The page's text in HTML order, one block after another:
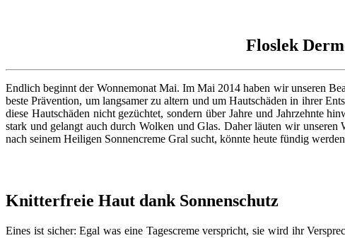
Floslek
Endlich beginnt der Wonnemonat Mai. Im Mai 2014 haben wir unseren
beste Prävention, um langsamer zu altern und um Hautschäden in ihrer
diese Hautschäden nicht gezüchtet, sondern über Jahre und Jahrzehnte
stark und gelangt auch durch Wolken und Glas. Daher läuten wir
nach seinem Heiligen Sonnencreme Gral sucht, könnte heute fündig
Knitterfreie Haut dank Sonnenschutz
Eines ist sicher: Egal was eine Tagescreme verspricht, sie wird ihr